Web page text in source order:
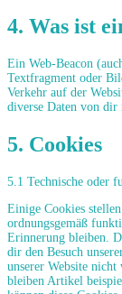
4. Was ist
Ein Web-Beacon
Textfragment oder
Verkehr auf der
diverse Daten von dir
5. Cookies
5.1 Technische oder
Einige Cookies
ordnungsgemäß
Erinnerung bleiben.
dir den Besuch
unserer Website
bleiben Artikel